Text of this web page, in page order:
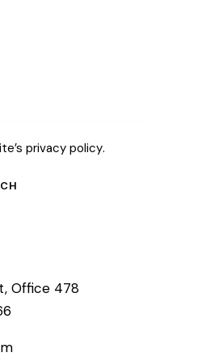
privacy policy.
Office 478